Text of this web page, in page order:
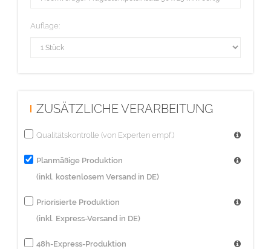
Auflage:
ZUSÄTZLICHE VERARBEITUNG
Qualitätskontrolle (von Experten empf.)
Planmäßige Produktion
(inkl. kostenlosem Versand in DE)
Priorisierte Produktion
(inkl. Express-Versand in DE)
48h-Express-Produktion